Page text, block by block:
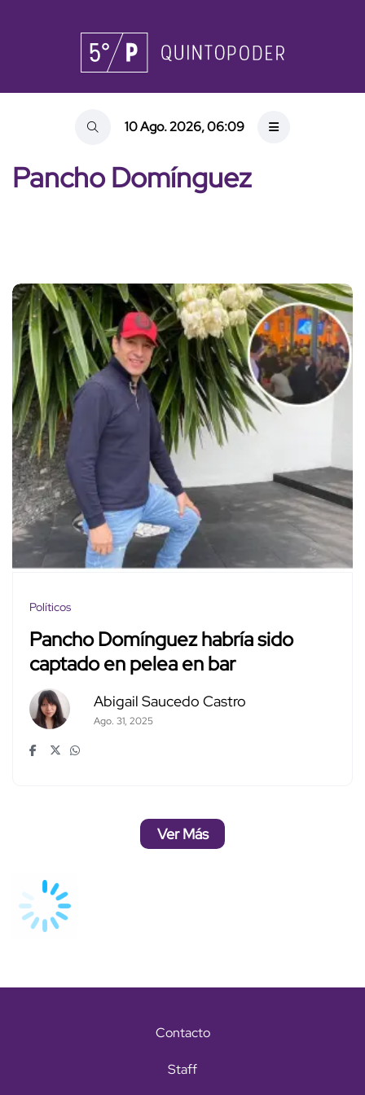
10 Ago. 2026, 06:09
Pancho Domínguez
Políticos
Pancho Domínguez habría sido
captado en pelea en bar
Abigail Saucedo Castro
Ago. 31, 2025
Ver Más
Contacto
Staff